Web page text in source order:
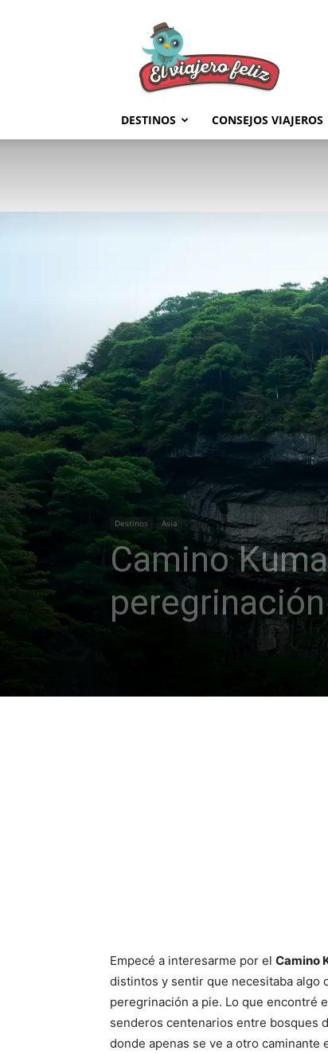
Feliz
DESTINOS CONSEJOS VIAJEROS
Destinos Asia
Camino
Empecé a interesarme por el Camino
distintos y sentir que necesitaba algo
peregrinación a pie. Lo que encontré
senderos centenarios entre bosques
donde apenas se ve a otro